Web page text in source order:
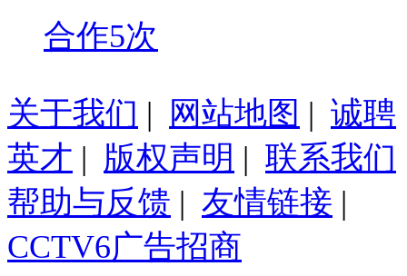
合作5次
关于我们 | 网站地图 | 诚聘
英才 | 版权声明 | 联系我们
帮助与反馈 | 友情链接 |
CCTV6广告招商